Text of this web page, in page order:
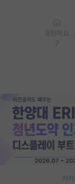
이벤트
반도체 아카데미
재팬라운지 🌸
카